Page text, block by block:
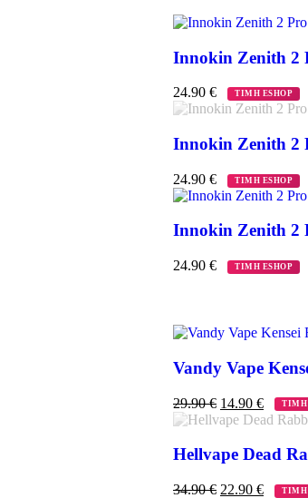
Innokin Zenith 2
24.90 € ΤΙΜΗ ESHOP
Innokin Zenith 2
24.90 € ΤΙΜΗ ESHOP
Innokin Zenith 2
24.90 € ΤΙΜΗ ESHOP
Vandy Vape
29.90€ 14.90 € ΤΙΜΗ
Hellvape Dead
34.90€ 22.90 € ΤΙΜΗ